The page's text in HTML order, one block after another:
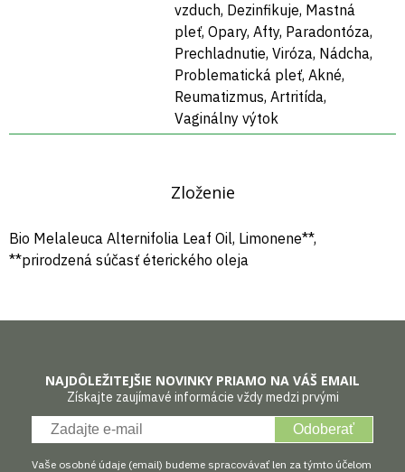
vzduch, Dezinfikuje, Mastná
pleť, Opary, Afty, Paradontóza,
Prechladnutie, Viróza, Nádcha,
Problematická pleť, Akné,
Reumatizmus, Artritída,
Vaginálny výtok
Zloženie
Bio Melaleuca Alternifolia Leaf Oil, Limonene**,
**prirodzená súčasť éterického oleja
NAJDÔLEŽITEJŠIE NOVINKY PRIAMO NA VÁŠ EMAIL
Získajte zaujímavé informácie vždy medzi prvými
Odoberať
Vaše osobné údaje (email) budeme spracovávať len za týmto účelom